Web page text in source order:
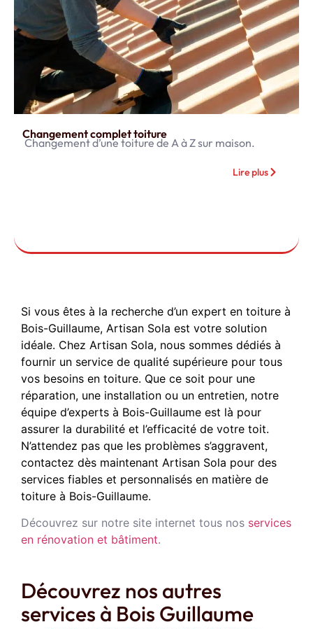
Changement complet toiture
Changement d’une toiture de A à Z sur maison.
Lire plus
Si vous êtes à la recherche d’un expert en toiture à
Bois-Guillaume, Artisan Sola est votre solution
idéale. Chez Artisan Sola, nous sommes dédiés à
fournir un service de qualité supérieure pour tous
vos besoins en toiture. Que ce soit pour une
réparation, une installation ou un entretien, notre
équipe d’experts à Bois-Guillaume est là pour
assurer la durabilité et l’efficacité de votre toit.
N’attendez pas que les problèmes s’aggravent,
contactez dès maintenant Artisan Sola pour des
services fiables et personnalisés en matière de
toiture à Bois-Guillaume.
Découvrez sur notre site internet tous nos services
en rénovation et bâtiment.
Découvrez nos autres
services à Bois Guillaume